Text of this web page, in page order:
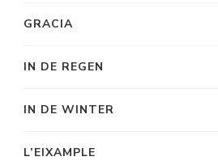
GRACIA
IN DE REGEN
IN DE WINTER
L’EIXAMPLE